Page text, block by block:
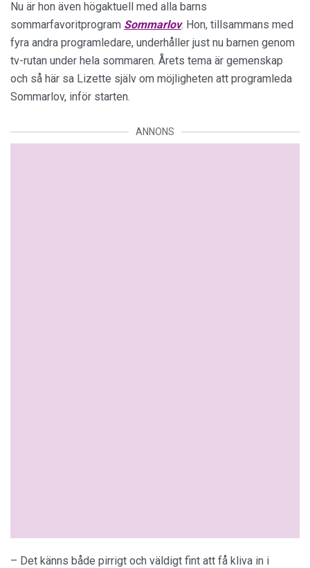
Nu är hon även högaktuell med alla barns
sommarfavoritprogram Sommarlov. Hon, tillsammans med
fyra andra programledare, underhåller just nu barnen genom
tv-rutan under hela sommaren. Årets tema är gemenskap
och så här sa Lizette själv om möjligheten att programleda
Sommarlov, inför starten.
ANNONS
– Det känns både pirrigt och väldigt fint att få kliva in i